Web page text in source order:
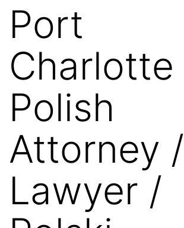
Port
Charlotte
Polish
Attorney /
Lawyer /